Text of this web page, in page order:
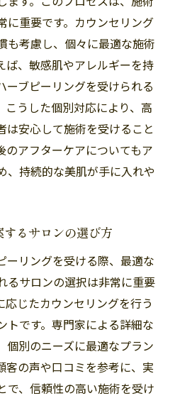
に重要です。カウンセリング
も考慮し、個々に最適な施術
ば、敏感肌やアレルギーを持
ーブピーリングを受けられる
こうした個別対応により、高
は安心して施術を受けること
のアフターケアについてもア
、持続的な美肌が手に入れや
るサロンの選び方
ーリングを受ける際、最適な
るサロンの選択は非常に重要
応じたカウンセリングを行う
トです。専門家による詳細な
個別のニーズに最適なプラン
客の声や口コミを参考に、実
で、信頼性の高い施術を受け